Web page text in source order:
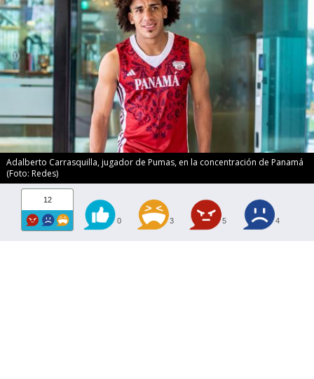
Adalberto Carrasquilla, jugador de Pumas, en la concentración de Panamá
(Foto: Redes)
12
0 3 5 4